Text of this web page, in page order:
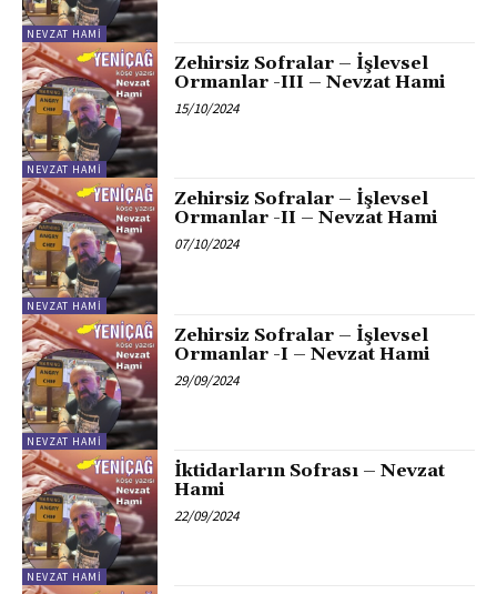
NEVZAT HAMI
NEVZAT HAMI
Zehirsiz Sofralar – İşlevsel
Ormanlar -III – Nevzat Hami
15/10/2024
NEVZAT HAMI
Zehirsiz Sofralar – İşlevsel
Ormanlar -II – Nevzat Hami
07/10/2024
NEVZAT HAMI
Zehirsiz Sofralar – İşlevsel
Ormanlar -I – Nevzat Hami
29/09/2024
NEVZAT HAMI
İktidarların Sofrası – Nevzat
Hami
22/09/2024